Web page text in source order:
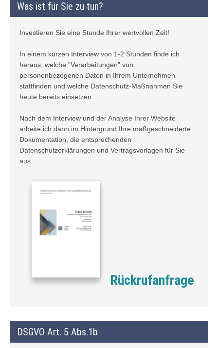
Was ist für Sie zu tun?
Investieren Sie eine Stunde Ihrer wertvollen Zeit!
In einem kurzen Interview von 1-2 Stunden finde ich
heraus, welche "Verarbeitungen" von
personenbezogenen Daten in Ihrem Unternehmen
stattfinden und welche Datenschutz-Maßnahmen Sie
heute bereits einsetzen.
Nach dem Interview und der Analyse Ihrer Website
arbeite ich dann im Hintergrund Ihre maßgeschneiderte
Dokumentation, die entsprechenden
Datenschutzerklärungen und Vertragsvorlagen für Sie
aus.
Rückrufanfrage
DSGVO Art. 5 Abs.1b